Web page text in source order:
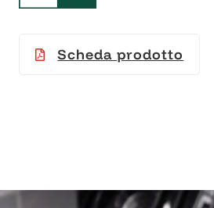
Scheda prodotto